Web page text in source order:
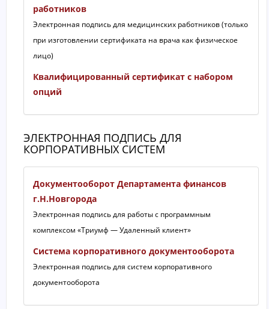
работников
Электронная подпись для медицинских работников (только
при изготовлении сертификата на врача как физическое
лицо)
Квалифицированный сертификат с набором
опций
ЭЛЕКТРОННАЯ ПОДПИСЬ ДЛЯ
КОРПОРАТИВНЫХ СИСТЕМ
Документооборот Департамента финансов
г.Н.Новгорода
Электронная подпись для работы с программным
комплексом «Триумф — Удаленный клиент»
Система корпоративного документооборота
Электронная подпись для систем корпоративного
документооборота